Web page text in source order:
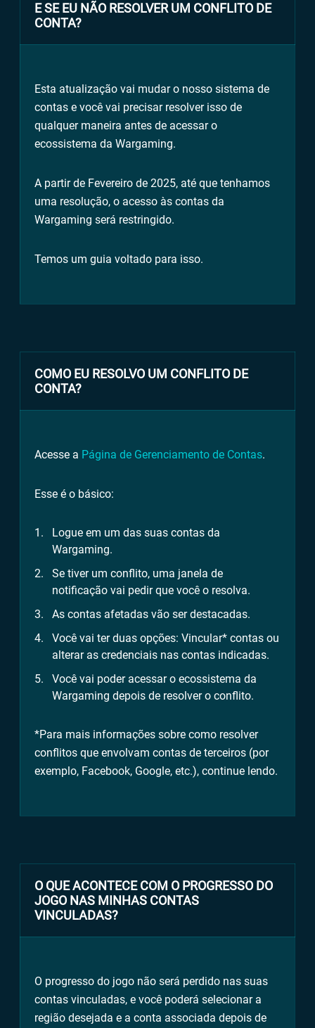
E SE EU NÃO RESOLVER UM CONFLITO DE
CONTA?
Esta atualização vai mudar o nosso sistema de
contas e você vai precisar resolver isso de
qualquer maneira antes de acessar o
ecossistema da Wargaming.
A partir de Fevereiro de 2025, até que tenhamos
uma resolução, o acesso às contas da
Wargaming será restringido.
Temos um guia voltado para isso.
COMO EU RESOLVO UM CONFLITO DE
CONTA?
Acesse a Página de Gerenciamento de Contas.
Esse é o básico:
Logue em um das suas contas da
Wargaming.
Se tiver um conflito, uma janela de
notificação vai pedir que você o resolva.
As contas afetadas vão ser destacadas.
Você vai ter duas opções: Vincular* contas ou
alterar as credenciais nas contas indicadas.
Você vai poder acessar o ecossistema da
Wargaming depois de resolver o conflito.
*Para mais informações sobre como resolver
conflitos que envolvam contas de terceiros (por
exemplo, Facebook, Google, etc.), continue lendo.
O QUE ACONTECE COM O PROGRESSO DO
JOGO NAS MINHAS CONTAS
VINCULADAS?
O progresso do jogo não será perdido nas suas
contas vinculadas, e você poderá selecionar a
região desejada e a conta associada depois de